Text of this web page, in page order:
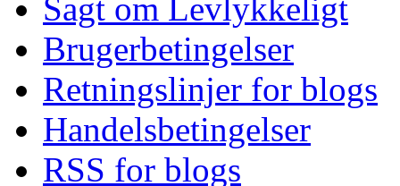
Sagt om Levlykkeligt
Brugerbetingelser
Retningslinjer for blogs
Handelsbetingelser
RSS for blogs